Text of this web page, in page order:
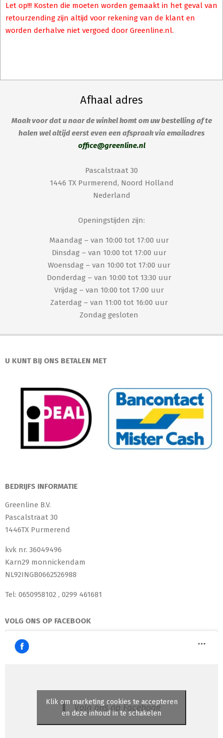
Let op!!! Kosten die moeten worden gemaakt in het geval van
retourzending zijn altijd voor rekening van de klant en
worden derhalve niet vergoed door Greenline.nl.
Afhaal adres
Maak voor dat u naar de winkel komt om uw bestelling af te
halen wel altijd eerst even een afspraak via emailadres
office@greenline.nl
Pascalstraat 30
1446 TX Purmerend, Noord Holland
Nederland
Openingstijden zijn:
Maandag – van 10:00 tot 17:00 uur
Dinsdag – van 10:00 tot 17:00 uur
Woensdag – van 10:00 tot 17:00 uur
Donderdag – van 10:00 tot 13:30 uur
Vrijdag – van 10:00 tot 17:00 uur
Zaterdag – van 11:00 tot 16:00 uur
Zondag gesloten
U KUNT BIJ ONS BETALEN MET
BEDRIJFS INFORMATIE
Greenline B.V.
Pascalstraat 30
1446TX Purmerend
kvk nr. 36049496
Karn29 monnickendam
NL92INGB0662526988
Tel: 0650958102 , 0299 461681
VOLG ONS OP FACEBOOK
Volg ons op Facebook
Klik om marketing cookies te accepteren
en deze inhoud in te schakelen